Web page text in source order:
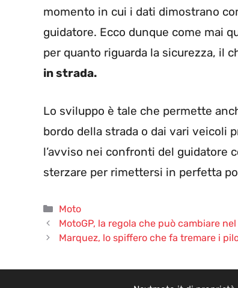
momento in cui i dati dimostrano
guidatore. Ecco dunque come mai
per quanto riguarda la sicurezza, il
in strada.
Lo sviluppo è tale che permette
bordo della strada o dai vari veicoli
l’avviso nei confronti del guidatore
sterzare per rimettersi in perfetta
Categorie
Moto
MotoGP, la regola che può cambiare
Marquez, lo spiffero che fa tremare i